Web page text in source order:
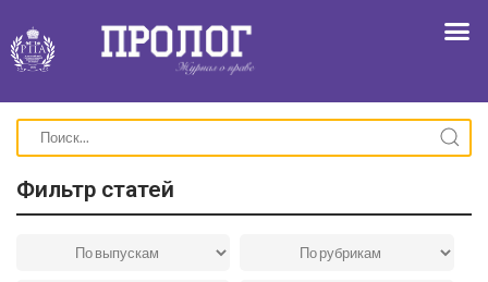
Фильтр статей